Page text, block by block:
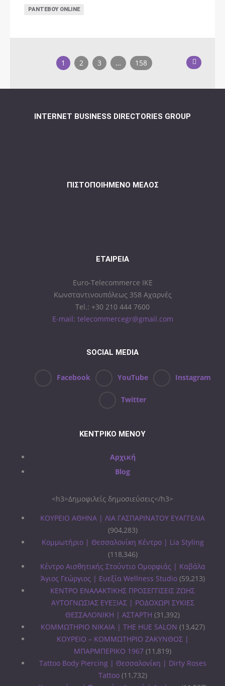
ΡΑΝΤΕΒΟΎ ONLINE
1 2 3 … 158
INTERNET BUSINESS DIRECTORIES GROUP
ΠΙΣΤΟΠΟΙΗΜΈΝΟ ΜΈΛΟΣ
ΕΤΑΙΡΕΊΑ
Euro-Telecommerce IKE
Κωνσταντινουπόλεως 358 Αχαρνές
Tel.: +30 210 444 7600
E-mail: telecommercegr@gmail.com
SOCIAL MEDIA
Facebook YouTube Instagram
Twitter
ΚΕΝΤΡΙΚΟ ΜΕΝΟΥ
Αρχική
Blog
<h3>Δημοφιλείς δημοσιεύσεις</h3>
ΚΟΥΡΕΙΟ ΑΘΗΝΑ | ΛΙΑ ΓΑΣΠΑΡΙΝΑΤΟΥ ΕΥΑΓΓΕΛΙΑ
(904,283)
Κομμωτήριο | Θεσσαλονίκη Κέντρο | Lia Styling
(118,346)
Κέντρο Αισθητικής Στούντιο Ομορφιάς | Καβάλα
Άγιος Γεώργιος | Ευεξία Wellness Studio (59,213)
ΚΕΝΤΡΟ ΕΝΑΛΑΚΤΙΚΗΣ ΠΡΟΣΕΓΓΙΣΕΙΣ ΖΩΗΣ
ΑΥΤΟΓΝΩΣΙΑΣ ΕΥΕΞΙΑΣ | ΡΟΔΟΧΩΡΙ ΣΥΚΙΕΣ
ΘΕΣΣΑΛΟΝΙΚΗ | ΑΣΤΑΡΤΗ (31,392)
ΚΟΜΜΩΤΗΡΙΟ ΝΙΚΑΙΑ | THE HUE SALON (13,427)
ΚΟΥΡΕΙΟ – ΚΟΜΜΩΤΗΡΙΟ ΖΑΚΥΝΘΟΣ |
ΜΠΑΡΜΠΕΡΙΚΟ 1967 (11,819)
Tattoo Body Piercing | Θεσσαλονίκη | Dirty Roses
Tattoo (11,732)